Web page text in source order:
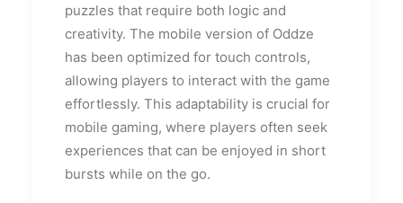
puzzles that require both logic and
creativity. The mobile version of Oddze
has been optimized for touch controls,
allowing players to interact with the game
effortlessly. This adaptability is crucial for
mobile gaming, where players often seek
experiences that can be enjoyed in short
bursts while on the go.